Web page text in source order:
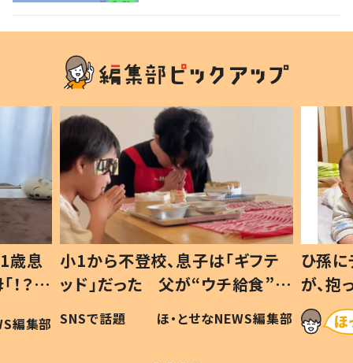
歳息
？」
編集部
小1から不登校、息子は「ギフテ
ッド」だった 父が“ウチ給食”を
作り続ける理由とは #令和の親
#令和の子
SNSで話題 ほ・とせなNEWS編集部
ひ孫
が、
「涙が
い」